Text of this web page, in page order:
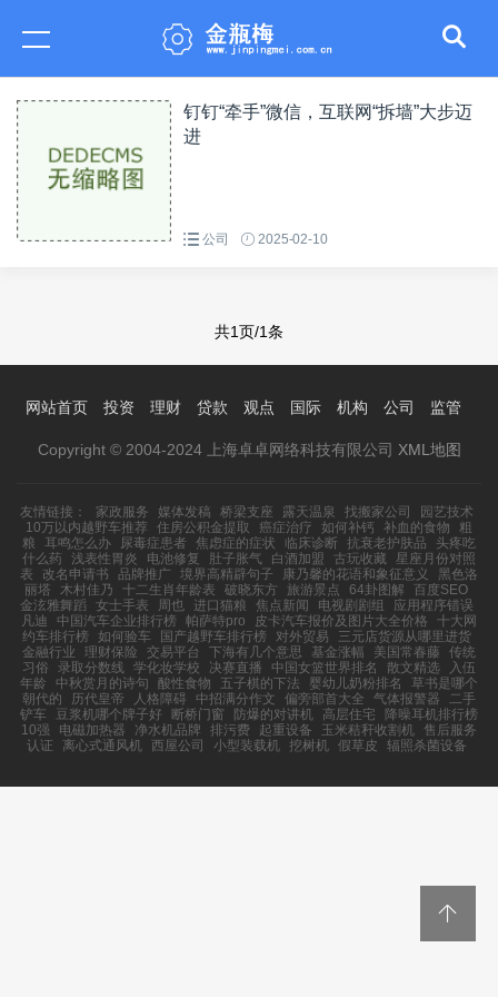
钉钉“牵手”微信，互联网“拆墙”大步迈
进
公司 2025-02-10
共1页/1条
网站首页 投资 理财 贷款 观点 国际 机构 公司 监管
Copyright © 2004-2024 上海卓卓网络科技有限公司 XML地图
友情链接： 家政服务 媒体发稿 桥梁支座 露天温泉 找搬家公司
园艺技术
10万以内越野车推荐
住房公积金提取 癌症治疗 如何补钙 补血的食物
粗
粮
耳鸣怎么办 尿毒症患者 焦虑症的症状 临床诊断 抗衰老护肤品
头疼吃
什么药
浅表性胃炎 电池修复 肚子胀气 白酒加盟 古玩收藏 星座月份对照
表
改名申请书 品牌推广 境界高精辟句子 康乃馨的花语和象征意义
黑色洛
丽塔
木村佳乃 十二生肖年龄表 破晓东方 旅游景点 64卦图解
百度SEO
金泫雅舞蹈
女士手表 周也 进口猫粮 焦点新闻 电视剧剧组
应用程序错误
凡迪
中国汽车企业排行榜 帕萨特pro 皮卡汽车报价及图片大全价格
十大网
约车排行榜
如何验车 国产越野车排行榜 对外贸易
三元店货源从哪里进货
金融行业
理财保险 交易平台 下海有几个意思 基金涨幅 美国常春藤
传统
习俗
录取分数线 学化妆学校 决赛直播 中国女篮世界排名 散文精选
入伍
年龄
中秋赏月的诗句 酸性食物 五子棋的下法 婴幼儿奶粉排名
草书是哪个
朝代的
历代皇帝 人格障碍 中招满分作文 偏旁部首大全 气体报警器
二手
铲车
豆浆机哪个牌子好 断桥门窗 防爆的对讲机 高层住宅
降噪耳机排行榜
10强
电磁加热器 净水机品牌 排污费 起重设备 玉米秸秆收割机 售后服务
认证
离心式通风机 西屋公司 小型装载机 挖树机 假草皮 辐照杀菌设备